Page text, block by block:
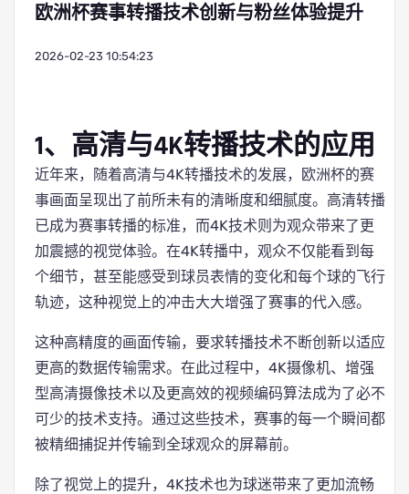
欧洲杯赛事转播技术创新与粉丝体验提升
2026-02-23 10:54:23
1、高清与4K转播技术的应用
近年来，随着高清与4K转播技术的发展，欧洲杯的赛
事画面呈现出了前所未有的清晰度和细腻度。高清转播
已成为赛事转播的标准，而4K技术则为观众带来了更
加震撼的视觉体验。在4K转播中，观众不仅能看到每
个细节，甚至能感受到球员表情的变化和每个球的飞行
轨迹，这种视觉上的冲击大大增强了赛事的代入感。
这种高精度的画面传输，要求转播技术不断创新以适应
更高的数据传输需求。在此过程中，4K摄像机、增强
型高清摄像技术以及更高效的视频编码算法成为了必不
可少的技术支持。通过这些技术，赛事的每一个瞬间都
被精细捕捉并传输到全球观众的屏幕前。
除了视觉上的提升，4K技术也为球迷带来了更加流畅